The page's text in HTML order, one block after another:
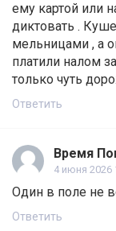
ему картой или
диктовать .
мельницами , а
платили налом
только чуть
Ответить
Время
4 июня 2026
Один в поле не
Ответить